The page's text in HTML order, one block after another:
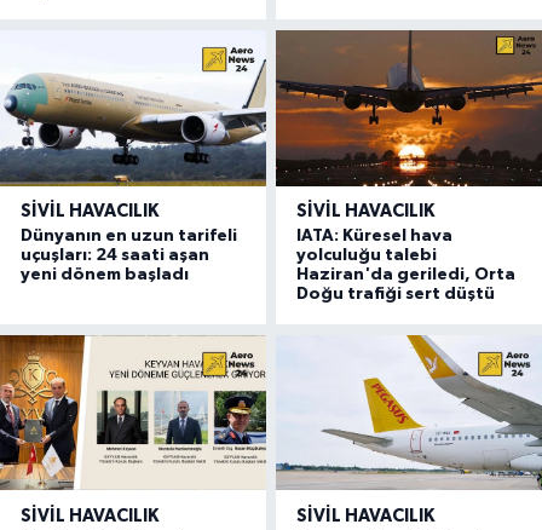
SIVIL HAVACILIK
Dünyanın en uzun tarifeli
uçuşları: 24 saati aşan
yeni dönem başladı
SIVIL HAVACILIK
IATA: Küresel hava
yolculuğu talebi
Haziran'da geriledi, Orta
Doğu trafiği sert düştü
SIVIL HAVACILIK SIVIL HAVACILIK